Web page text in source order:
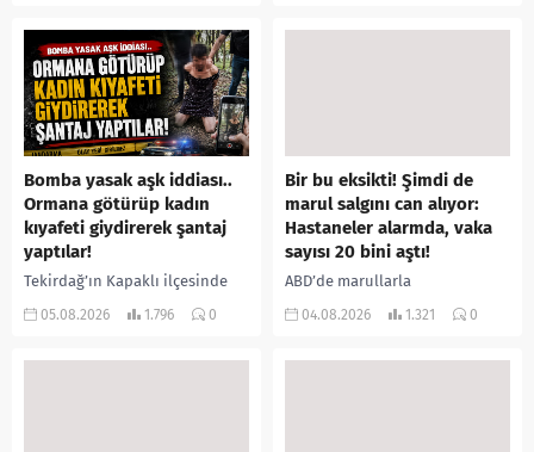
Bomba yasak aşk iddiası..
Ormana götürüp kadın
kıyafeti giydirerek şantaj
yaptılar!
Tekirdağ’ın Kapaklı ilçesinde
bir kişiyi, arkadaşının eşiyle
05.08.2026 1.796 0
Bir bu eksikti! Şimdi de
marul salgını can alıyor:
Hastaneler alarmda, vaka
sayısı 20 bini aştı!
ABD’de marullarla
ilişkilendirilen siklospora
04.08.2026 1.321 0